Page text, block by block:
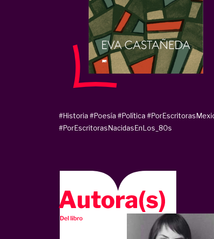
#Historia #Poesía #Política
#PorEscritorasNacidasEnLos_80s